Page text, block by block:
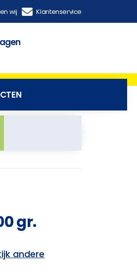
wij Klantenservice
gr.
andere